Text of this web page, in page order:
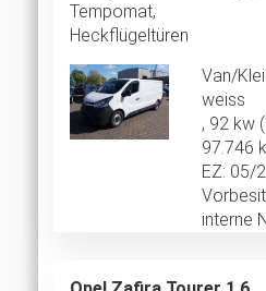
Tempomat,
Heckflügeltüren
Van/
weiss
, 92 kw
97.746
EZ: 05/
interne